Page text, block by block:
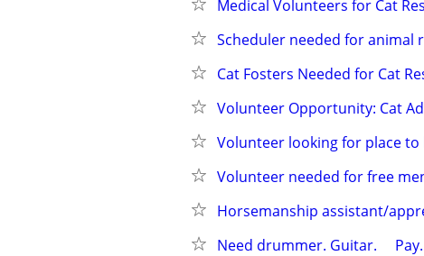
Medical Volunteers for Cat
Scheduler needed for animal
Cat Fosters Needed for Cat
Volunteer Opportunity: Cat
Volunteer looking for place to
Volunteer needed for free
Horsemanship assistant/
Need drummer. Guitar.     Pay.